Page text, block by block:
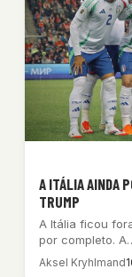
A ITÁLIA AINDA
TRUMP
A Itália ficou
por completo.
Aksel Kryhlmand